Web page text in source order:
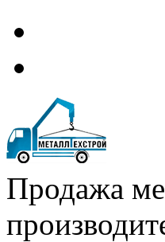
Продажа